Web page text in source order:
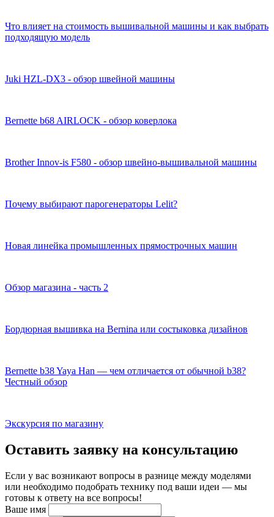
Что влияет на стоимость вышивальной машины и как выбрать
подходящую модель
Juki HZL-DX3 - обзор швейной машины
Bernette b68 AIRLOCK - обзор коверлока
Brother Innov-is F580 - обзор швейно-вышивальной машины
Почему выбирают парогенераторы Lelit?
Новая линейка промышленных прямострочных машин
Обзор магазина - часть 2
Бордюрная вышивка на Bernina или состыковка дизайнов
Bernette b38 Yaya Han — чем отличается от обычной b38?
Честный обзор
Экскурсия по магазину
Оставить заявку на консультацию
Если у вас возникают вопросы в разнице между моделями
или необходимо подобрать технику под ваши идеи — мы
готовы к ответу на все вопросы!
Ваше имя